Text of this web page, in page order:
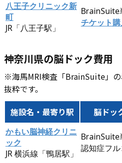
八王子クリニック新
町
JR「八王子駅」
BrainSuite
チケット購
神奈川県の脳ドック費用
※海馬MRI検査「BrainSuite」
抜粋です。
施設名・最寄り駅
脳ドッ
かもい脳神経クリニ
ック
JR 横浜線「鴨居駅」
BrainSuite
認知症フル